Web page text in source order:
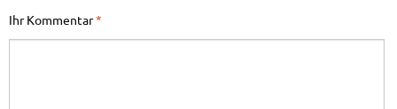
Ihr Kommentar*